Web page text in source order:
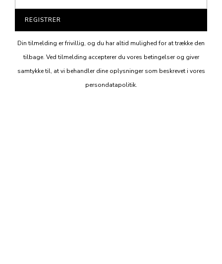
REGISTRER
Din tilmelding er frivillig, og du har altid mulighed for at trække den
tilbage. Ved tilmelding accepterer du vores betingelser og giver
samtykke til, at vi behandler dine oplysninger som beskrevet i vores
persondatapolitik.